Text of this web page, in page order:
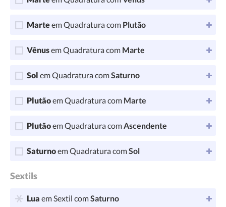
Marteem Quadratura com Plutão
Vênusem Quadratura com Marte
Sol em Quadratura comSaturno
Plutãoem Quadratura com Marte
Plutãoem Quadratura comAscendente
Saturnoem Quadratura comSol
Sextils
Lua em Sextil comSaturno